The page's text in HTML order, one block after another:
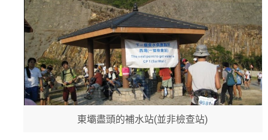
東壩盡頭的補水站(並非檢查站)